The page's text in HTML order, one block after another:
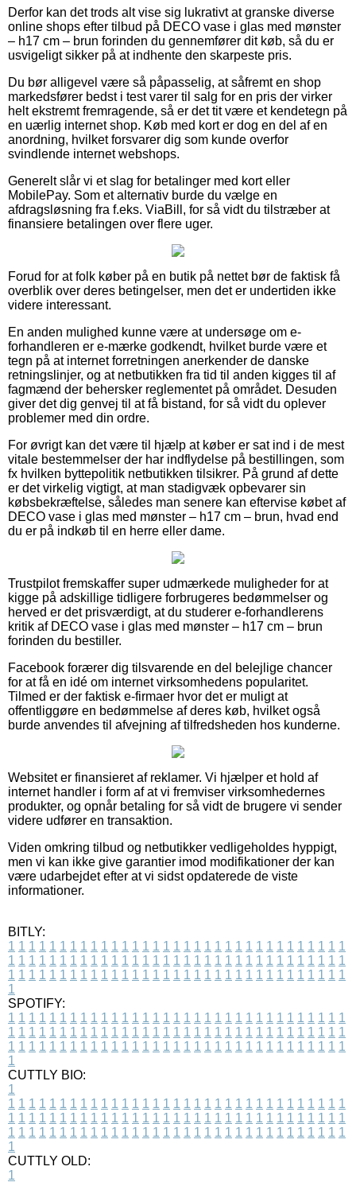
Derfor kan det trods alt vise sig lukrativt at granske diverse
online shops efter tilbud på DECO vase i glas med mønster
– h17 cm – brun forinden du gennemfører dit køb, så du er
usvigeligt sikker på at indhente den skarpeste pris.
Du bør alligevel være så påpasselig, at såfremt en shop
markedsfører bedst i test varer til salg for en pris der virker
helt ekstremt fremragende, så er det tit være et kendetegn på
en uærlig internet shop. Køb med kort er dog en del af en
anordning, hvilket forsvarer dig som kunde overfor
svindlende internet webshops.
Generelt slår vi et slag for betalinger med kort eller
MobilePay. Som et alternativ burde du vælge en
afdragsløsning fra f.eks. ViaBill, for så vidt du tilstræber at
finansiere betalingen over flere uger.
Forud for at folk køber på en butik på nettet bør de faktisk få
overblik over deres betingelser, men det er undertiden ikke
videre interessant.
En anden mulighed kunne være at undersøge om e-
forhandleren er e-mærke godkendt, hvilket burde være et
tegn på at internet forretningen anerkender de danske
retningslinjer, og at netbutikken fra tid til anden kigges til af
fagmænd der behersker reglementet på området. Desuden
giver det dig genvej til at få bistand, for så vidt du oplever
problemer med din ordre.
For øvrigt kan det være til hjælp at køber er sat ind i de mest
vitale bestemmelser der har indflydelse på bestillingen, som
fx hvilken byttepolitik netbutikken tilsikrer. På grund af dette
er det virkelig vigtigt, at man stadigvæk opbevarer sin
købsbekræftelse, således man senere kan eftervise købet af
DECO vase i glas med mønster – h17 cm – brun, hvad end
du er på indkøb til en herre eller dame.
Trustpilot fremskaffer super udmærkede muligheder for at
kigge på adskillige tidligere forbrugeres bedømmelser og
herved er det prisværdigt, at du studerer e-forhandlerens
kritik af DECO vase i glas med mønster – h17 cm – brun
forinden du bestiller.
Facebook forærer dig tilsvarende en del belejlige chancer
for at få en idé om internet virksomhedens popularitet.
Tilmed er der faktisk e-firmaer hvor det er muligt at
offentliggøre en bedømmelse af deres køb, hvilket også
burde anvendes til afvejning af tilfredsheden hos kunderne.
Websitet er finansieret af reklamer. Vi hjælper et hold af
internet handler i form af at vi fremviser virksomhedernes
produkter, og opnår betaling for så vidt de brugere vi sender
videre udfører en transaktion.
Viden omkring tilbud og netbutikker vedligeholdes hyppigt,
men vi kan ikke give garantier imod modifikationer der kan
være udarbejdet efter at vi sidst opdaterede de viste
informationer.
BITLY:
1 1 1 1 1 1 1 1 1 1 1 1 1 1 1 1 1 1 1 1 1 1 1 1 1 1 1 1 1 1 1 1 1
1 1 1 1 1 1 1 1 1 1 1 1 1 1 1 1 1 1 1 1 1 1 1 1 1 1 1 1 1 1 1 1 1
1 1 1 1 1 1 1 1 1 1 1 1 1 1 1 1 1 1 1 1 1 1 1 1 1 1 1 1 1 1 1 1 1
1
SPOTIFY:
1 1 1 1 1 1 1 1 1 1 1 1 1 1 1 1 1 1 1 1 1 1 1 1 1 1 1 1 1 1 1 1 1
1 1 1 1 1 1 1 1 1 1 1 1 1 1 1 1 1 1 1 1 1 1 1 1 1 1 1 1 1 1 1 1 1
1 1 1 1 1 1 1 1 1 1 1 1 1 1 1 1 1 1 1 1 1 1 1 1 1 1 1 1 1 1 1 1 1
1
CUTTLY BIO:
1
1 1 1 1 1 1 1 1 1 1 1 1 1 1 1 1 1 1 1 1 1 1 1 1 1 1 1 1 1 1 1 1 1
1 1 1 1 1 1 1 1 1 1 1 1 1 1 1 1 1 1 1 1 1 1 1 1 1 1 1 1 1 1 1 1 1
1 1 1 1 1 1 1 1 1 1 1 1 1 1 1 1 1 1 1 1 1 1 1 1 1 1 1 1 1 1 1 1 1
1
CUTTLY OLD:
1